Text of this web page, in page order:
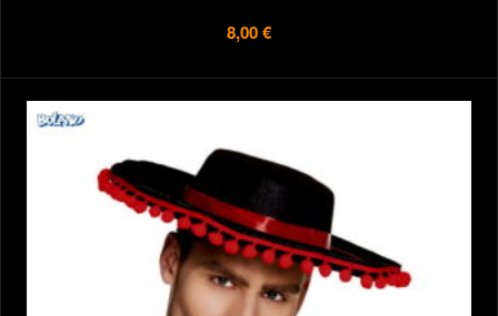
8,00 €